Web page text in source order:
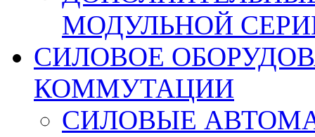
МОДУЛЬНОЙ
СИЛОВОЕ
КОММУТАЦИИ
СИЛОВЫЕ